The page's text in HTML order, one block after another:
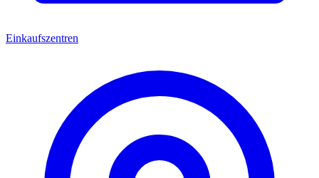
Einkaufszentren